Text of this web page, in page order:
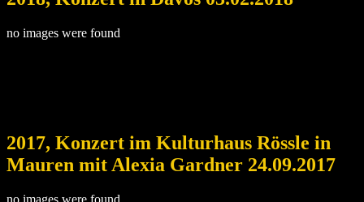
no images were found
2017, Konzert im Kulturhaus Rössle in
Mauren mit Alexia Gardner 24.09.2017